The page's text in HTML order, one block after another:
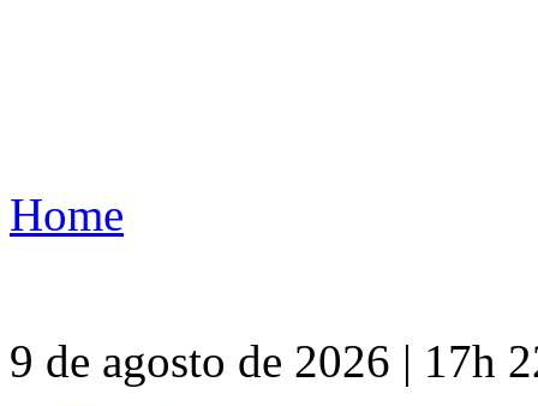
Home
9 de agosto de 2026 | 17h